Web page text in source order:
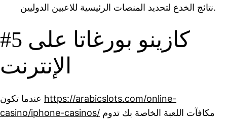
نتائج الخدع لتحديد المنصات الرئيسية للاعبين الدوليين.
#5 كازينو بورغاتا على
الإنترنت
https://arabicslots.com/online-
casino/iphone-casinos/